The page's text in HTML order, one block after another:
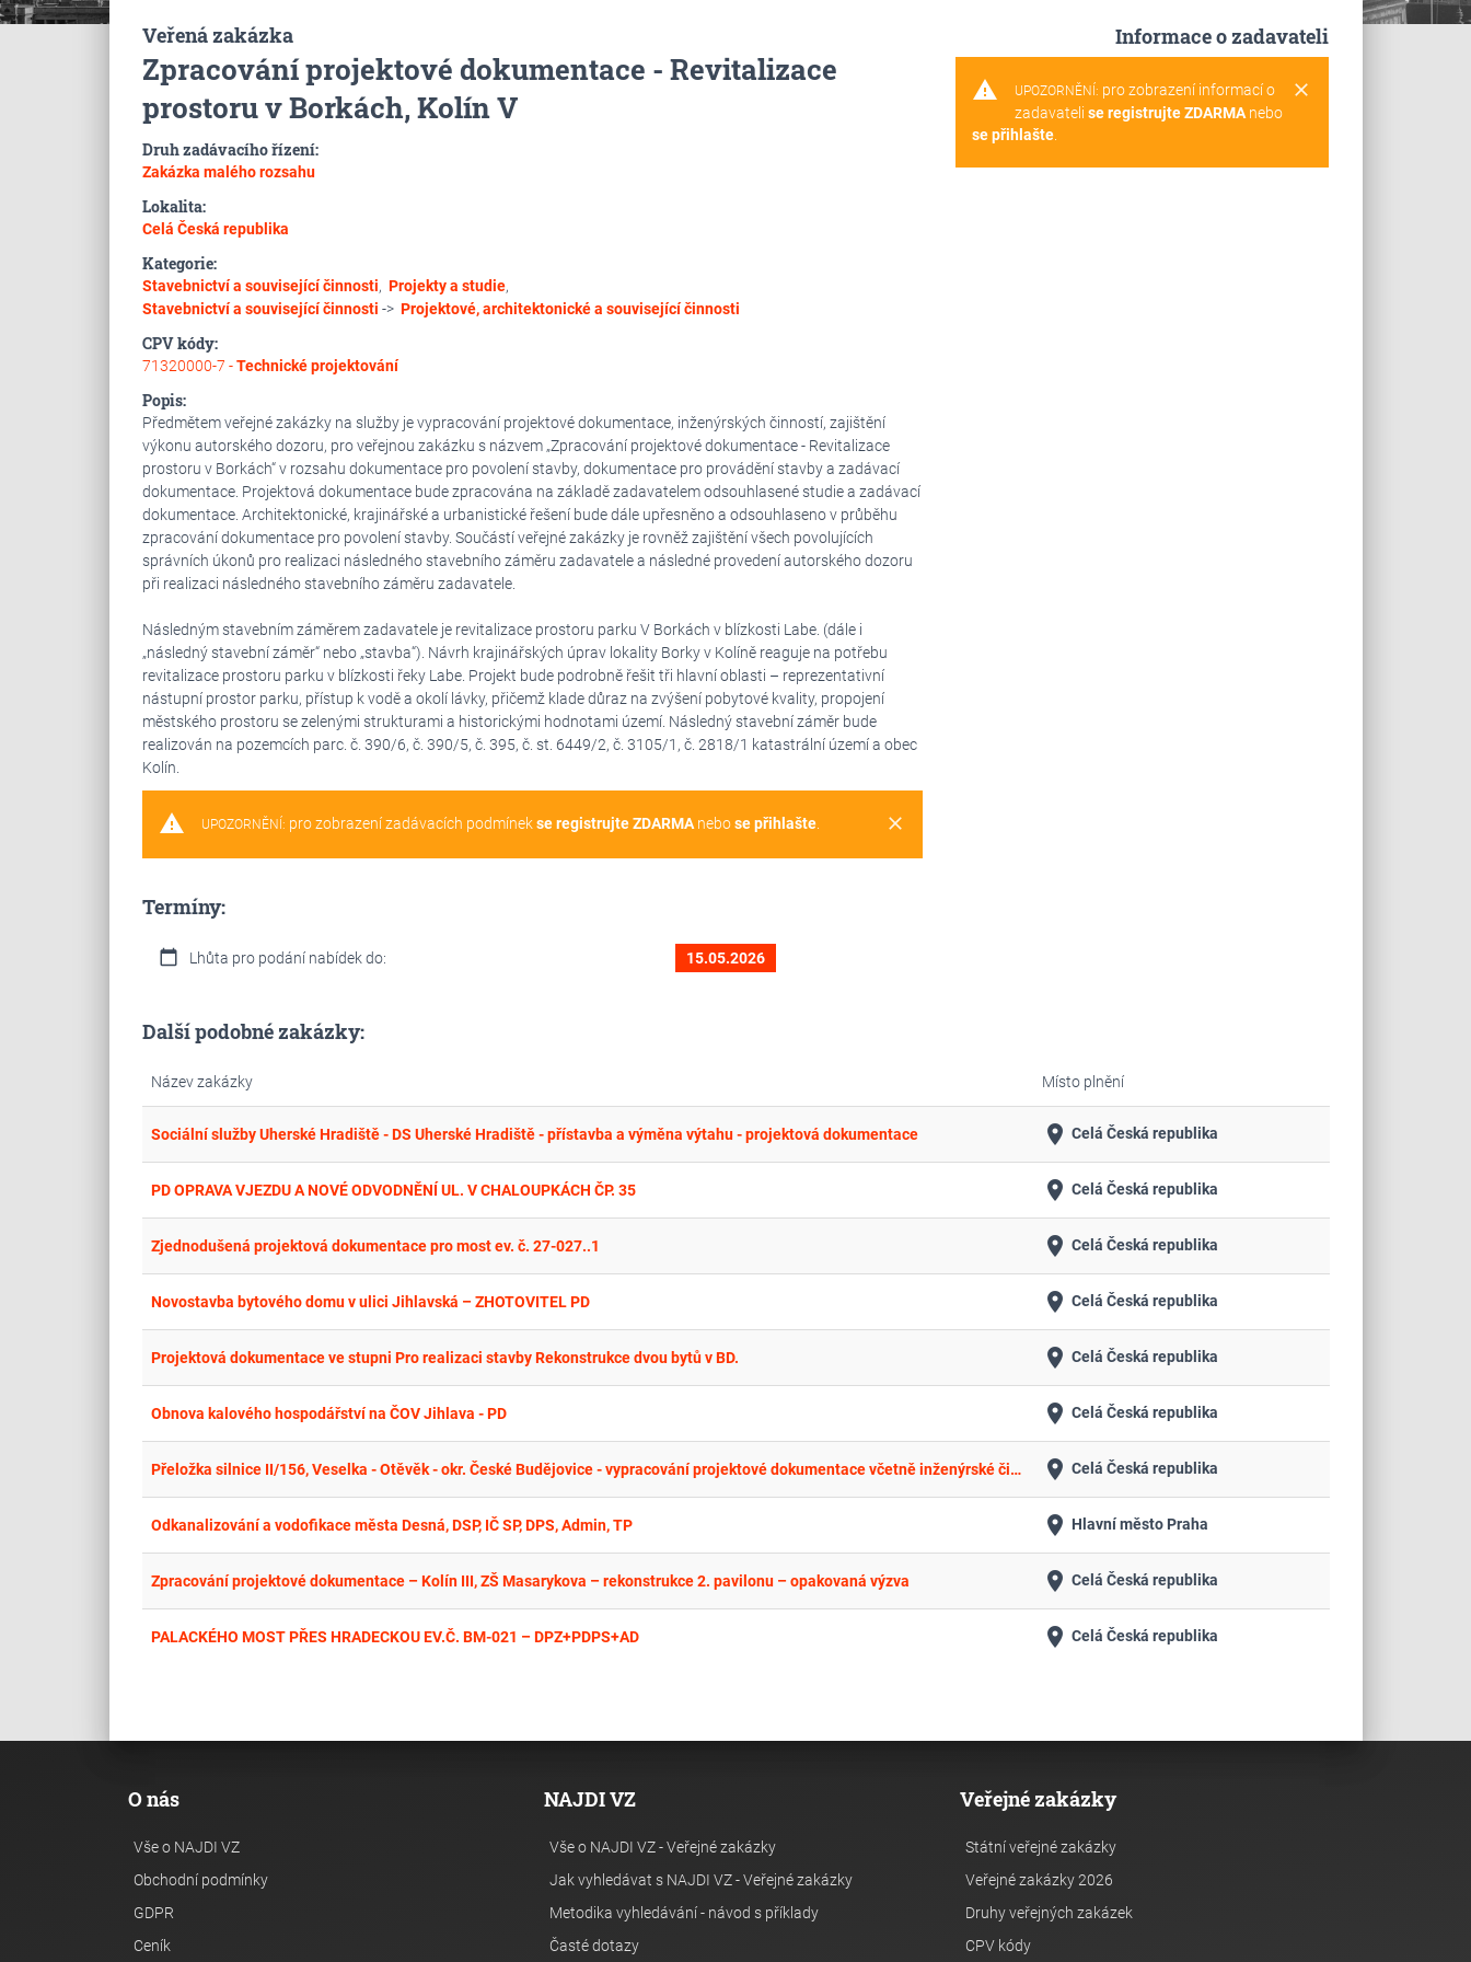
Veřená zakázka
Zpracování projektové dokumentace - Revitalizace
prostoru v Borkách, Kolín V
Druh zadávacího řízení:
Zakázka malého rozsahu
Lokalita:
Celá Česká republika
Kategorie:
Stavebnictví a související činnosti, Projekty a studie,
Stavebnictví a související činnosti -> Projektové, architektonické a související činnosti
CPV kódy:
71320000-7 -Technické projektování
Popis:
Předmětem veřejné zakázky na služby je vypracování projektové dokumentace, inženýrských činností, zajištění
výkonu autorského dozoru, pro veřejnou zakázku s názvem „Zpracování projektové dokumentace - Revitalizace
prostoru v Borkách“ v rozsahu dokumentace pro povolení stavby, dokumentace pro provádění stavby a zadávací
dokumentace. Projektová dokumentace bude zpracována na základě zadavatelem odsouhlasené studie a zadávací
dokumentace. Architektonické, krajinářské a urbanistické řešení bude dále upřesněno a odsouhlaseno v průběhu
zpracování dokumentace pro povolení stavby. Součástí veřejné zakázky je rovněž zajištění všech povolujících
správních úkonů pro realizaci následného stavebního záměru zadavatele a následné provedení autorského dozoru
při realizaci následného stavebního záměru zadavatele.
Následným stavebním záměrem zadavatele je revitalizace prostoru parku V Borkách v blízkosti Labe. (dále i
„následný stavební záměr“ nebo „stavba“). Návrh krajinářských úprav lokality Borky v Kolíně reaguje na potřebu
revitalizace prostoru parku v blízkosti řeky Labe. Projekt bude podrobně řešit tři hlavní oblasti – reprezentativní
nástupní prostor parku, přístup k vodě a okolí lávky, přičemž klade důraz na zvýšení pobytové kvality, propojení
městského prostoru se zelenými strukturami a historickými hodnotami území. Následný stavební záměr bude
realizován na pozemcích parc. č. 390/6, č. 390/5, č. 395, č. st. 6449/2, č. 3105/1, č. 2818/1 katastrální území a obec
Kolín.
warning clear
UPOZORNĚNÍ: pro zobrazení zadávacích podmínekse registrujte ZDARMAnebose přihlašte.
Termíny:
calendar_today Lhůta pro podání nabídek do: 15.05.2026
Informace o zadavateli
warning clear
UPOZORNĚNÍ: pro zobrazení informací o
zadavateli se registrujte ZDARMAnebo
se přihlašte.
Další podobné zakázky:
Název zakázky Místo plnění
Sociální služby Uherské Hradiště - DS Uherské Hradiště - přístavba a výměna výtahu - projektová dokumentace place Celá Česká republika
PD OPRAVA VJEZDU A NOVÉ ODVODNĚNÍ UL. V CHALOUPKÁCH ČP. 35 place Celá Česká republika
Zjednodušená projektová dokumentace pro most ev. č. 27-027..1 place Celá Česká republika
Novostavba bytového domu v ulici Jihlavská – ZHOTOVITEL PD place Celá Česká republika
Projektová dokumentace ve stupni Pro realizaci stavby Rekonstrukce dvou bytů v BD. place Celá Česká republika
Obnova kalového hospodářství na ČOV Jihlava - PD place Celá Česká republika
Přeložka silnice II/156, Veselka - Otěvěk - okr. České Budějovice - vypracování projektové dokumentace včetně inženýrské činnosti, výkonu funkce „Koordinátora bezpečnosti práce“ ve fázi přípravy stavby a autorského dozoru při realizaci stavby place Celá Česká republika
Odkanalizování a vodofikace města Desná, DSP, IČ SP, DPS, Admin, TP place Hlavní město Praha
Zpracování projektové dokumentace – Kolín III, ZŠ Masarykova – rekonstrukce 2. pavilonu – opakovaná výzva place Celá Česká republika
PALACKÉHO MOST PŘES HRADECKOU EV.Č. BM-021 – DPZ+PDPS+AD place Celá Česká republika
O nás
Vše o NAJDI VZ
Obchodní podmínky
GDPR
Ceník
NAJDI VZ
Vše o NAJDI VZ - Veřejné zakázky
Jak vyhledávat s NAJDI VZ - Veřejné zakázky
Metodika vyhledávání - návod s příklady
Časté dotazy
Veřejné zakázky
Státní veřejné zakázky
Veřejné zakázky 2026
Druhy veřejných zakázek
CPV kódy